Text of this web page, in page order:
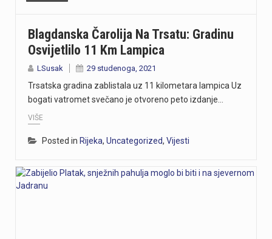
Blagdanska Čarolija Na Trsatu: Gradinu
Osvijetlilo 11 Km Lampica
LSusak 29 studenoga, 2021
Trsatska gradina zablistala uz 11 kilometara lampica Uz
bogati vatromet svečano je otvoreno peto izdanje…
VIŠE
Posted in Rijeka, Uncategorized, Vijesti